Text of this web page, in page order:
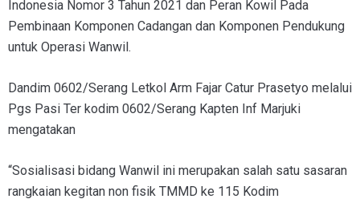
Indonesia Nomor 3 Tahun 2021 dan Peran Kowil Pada
Pembinaan Komponen Cadangan dan Komponen Pendukung
untuk Operasi Wanwil.
Dandim 0602/Serang Letkol Arm Fajar Catur Prasetyo melalui
Pgs Pasi Ter kodim 0602/Serang Kapten Inf Marjuki
mengatakan
“Sosialisasi bidang Wanwil ini merupakan salah satu sasaran
rangkaian kegitan non fisik TMMD ke 115 Kodim